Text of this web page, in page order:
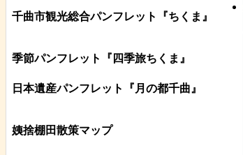
千曲市観光総合パンフレット 『ちくま 』
季節パンフレット『四季旅ちくま』
日本遺産パンフレット 『月の都千曲 』
姨捨棚田散策マップ